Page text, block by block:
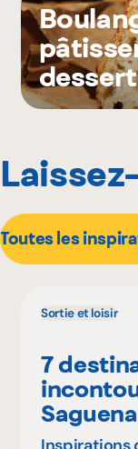
Toutes les
Sortie et loisir
7